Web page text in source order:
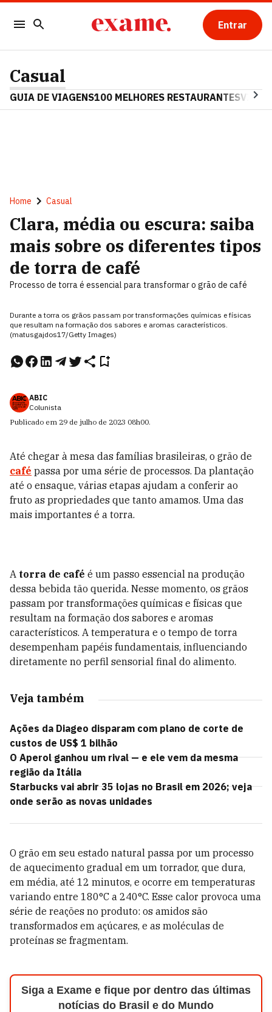
Entrar
Casual
GUIA DE VIAGENS100 MELHORES RESTAURANTES
Home Casual
Clara, média ou escura: saiba
mais sobre os diferentes tipos
de torra de café
Processo de torra é essencial para transformar o grão de café
Durante a torra os grãos passam por transformações químicas e físicas
que resultam na formação dos sabores e aromas característicos.
(matusgajdos17/Getty Images)
ABIC
Colunista
Publicado em 29 de julho de 2023 08h00.
Até chegar à mesa das famílias brasileiras, o grão de
café passa por uma série de processos. Da plantação
até o ensaque, várias etapas ajudam a conferir ao
fruto as propriedades que tanto amamos. Uma das
mais importantes é a torra.
A torra de café é um passo essencial na produção
dessa bebida tão querida. Nesse momento, os grãos
passam por transformações químicas e físicas que
resultam na formação dos sabores e aromas
característicos. A temperatura e o tempo de torra
desempenham papéis fundamentais, influenciando
diretamente no perfil sensorial final do alimento.
Veja também
Ações da Diageo disparam com plano de corte de
custos de US$ 1 bilhão
O Aperol ganhou um rival — e ele vem da mesma
região da Itália
Starbucks vai abrir 35 lojas no Brasil em 2026; veja
onde serão as novas unidades
O grão em seu estado natural passa por um processo
de aquecimento gradual em um torrador, que dura,
em média, até 12 minutos, e ocorre em temperaturas
variando entre 180°C a 240°C. Esse calor provoca uma
série de reações no produto: os amidos são
transformados em açúcares, e as moléculas de
proteínas se fragmentam.
Siga a Exame e fique por dentro das últimas
notícias do Brasil e do Mundo